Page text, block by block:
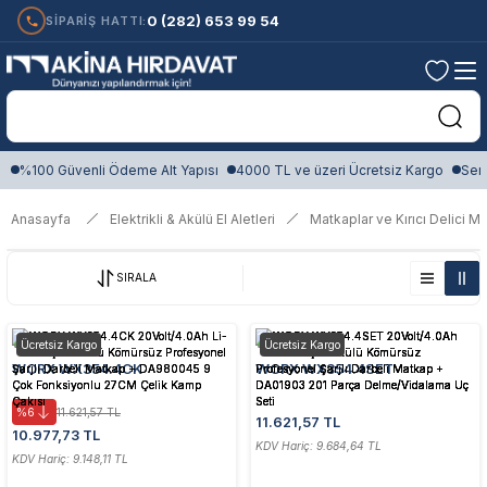
SİPARİŞ HATTI: 0 (282) 653 99 54
%100 Güvenli Ödeme Alt Yapısı 4000 TL ve üzeri Ücretsiz Kargo
Anasayfa Elektrikli & Akülü El Aletleri Matkaplar ve Kırıcı Delici
SIRALA
Ücretsiz Kargo
Worx
WORX WX354.4CK
20Volt/4.0Ah Li-ion Çift Akülü
Kömürsüz Profesyonel Şarjlı
Darbeli Matkap + DA980045 9
Çok Fonksiyonlu 27CM Çelik
%6 11.621,57 TL
10.977,73 TL
KDV Hariç: 9.148,11 TL
Ücretsiz Kargo
Worx
WORX WX354.4SET
20Volt/4.0Ah Li-ion Çift Akülü
Darbeli Matkap + DA01903 201
Parça Delme/Vidalama Uç Seti
11.621,57 TL
KDV Hariç: 9.684,64 TL